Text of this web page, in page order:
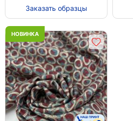
Заказать образцы
НОВИНКА